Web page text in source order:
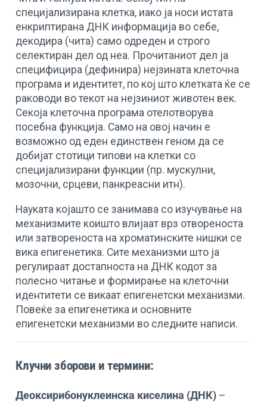
специјализирана клетка, иако ја носи истата
енкриптирана ДНК информација во себе,
декодира (чита) само одреден и строго
селектиран дел од неа. Прочитаниот дел ја
специфицира (дефинира) нејзината клеточна
програма и идентитет, по кој што клетката ќе се
раководи во текот на нејзиниот животен век.
Секоја клеточна програма отелотворува
посебна функција. Само на овој начин е
возможно од еден единствен геном да се
добијат стотици типови на клетки со
специјализирани функции (пр. мускулни,
мозочни, срцеви, панкреасни итн).
Науката којашто се занимава со изучување на
механизмите коишто влијаат врз отвореноста
или затвореноста на хроматинските нишки се
вика епигенетика. Сите механизми што ја
регулираат достапноста на ДНК кодот за
полесно читање и формирање на клеточни
идентитети се викаат епигенетски механизми.
Повеќе за епигенетика и основните
епигенетски механизми во следните написи.
Клучни зборови и термини:
Деоксирибонуклеинска киселина (ДНК) –